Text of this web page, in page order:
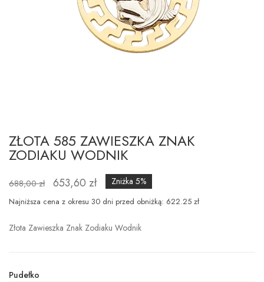
ZŁOTA 585 ZAWIESZKA ZNAK
ZODIAKU WODNIK
688,00 zł 653,60 zł Zniżka 5%
Najniższa cena z okresu 30 dni przed obniżką: 622.25 zł
Złota Zawieszka Znak Zodiaku Wodnik
Pudełko